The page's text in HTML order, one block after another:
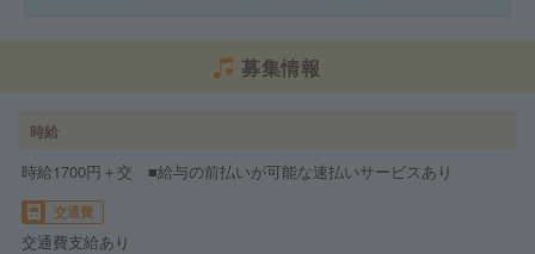
募集情報
時給
時給1700円＋交 ■給与の前払いが可能な速払いサービスあり
交通費
交通費支給あり